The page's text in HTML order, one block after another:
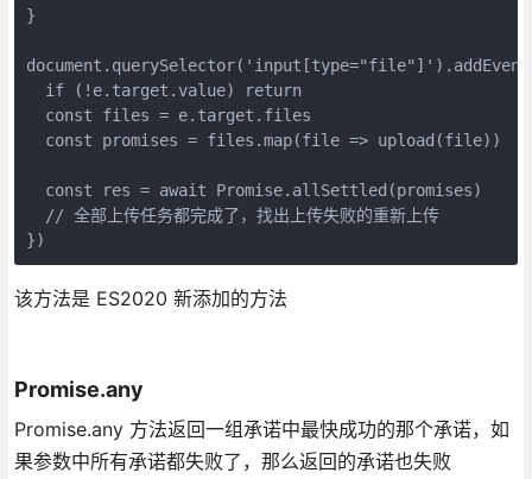
}
  if (!e.target.value) return
  const files = e.target.files
  const promises = files.map(file => upload(file))
  const res = await Promise.allSettled(promises)
  // 全部上传任务都完成了，找出上传失败的重新上传
该方法是 ES2020 新添加的方法
Promise.any
Promise.any 方法返回一组承诺中最快成功的那个承诺，如
果参数中所有承诺都失败了，那么返回的承诺也失败